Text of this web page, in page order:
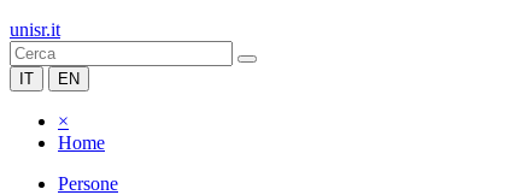
unisr.it
IT EN
×
Home
Persone